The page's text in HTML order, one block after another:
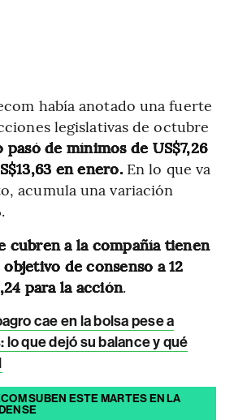
había anotado una fuerte
legislativas de octubre
pasó de mínimos de US$7,26
en enero. En lo que va
acumula una variación
cubren a la compañía tienen
de consenso a 12
para la acción.
cae en la bolsa pese a
que dejó su balance y qué
SUBEN ESTE MARTES EN LA